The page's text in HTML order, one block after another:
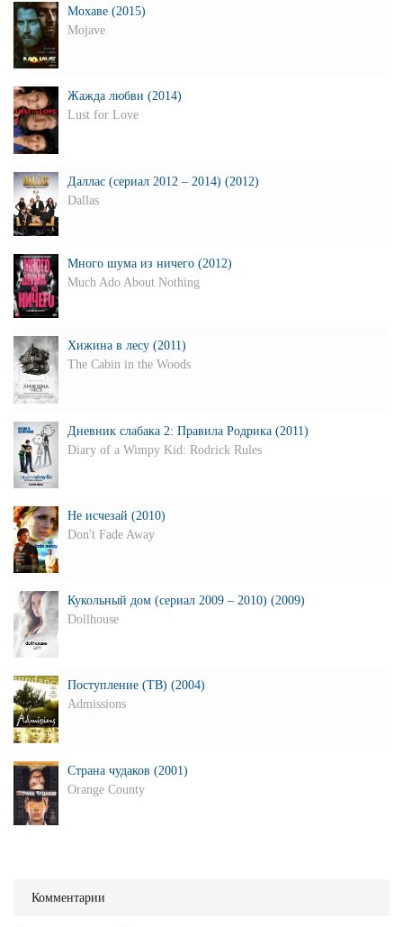
Мохаве (2015)
Mojave
Жажда любви (2014)
Lust for Love
Даллас (сериал 2012 – 2014) (2012)
Dallas
Много шума из ничего (2012)
Much Ado About Nothing
Хижина в лесу (2011)
The Cabin in the Woods
Дневник слабака 2: Правила Родрика (2011)
Diary of a Wimpy Kid: Rodrick Rules
Не исчезай (2010)
Don't Fade Away
Кукольный дом (сериал 2009 – 2010) (2009)
Dollhouse
Поступление (ТВ) (2004)
Admissions
Страна чудаков (2001)
Orange County
Комментарии